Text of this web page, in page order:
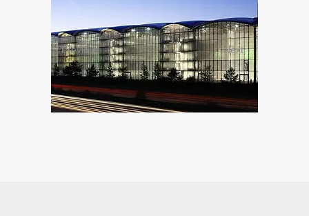
Previous Next